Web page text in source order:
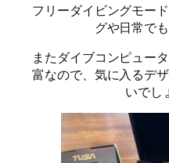
フリーダイビングモー
グや日常で
またダイブコンピュー
富なので、気に入るデ
いでし